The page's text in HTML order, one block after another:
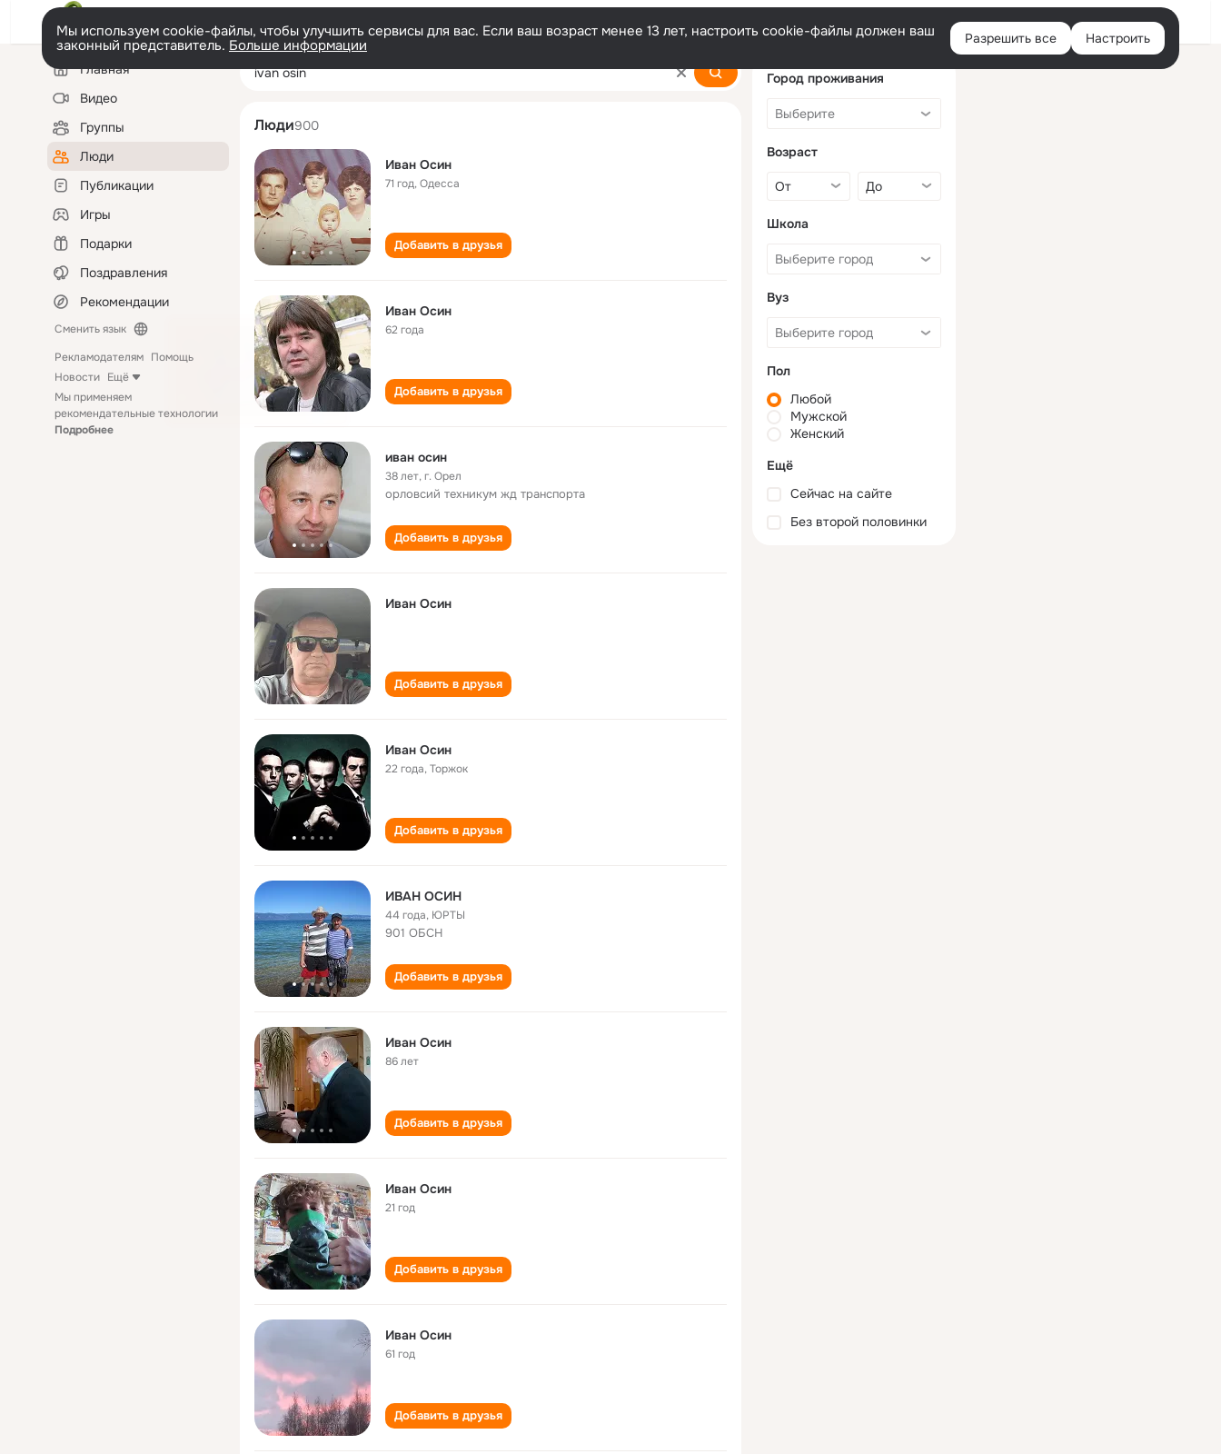
Войти
Мы используем cookie-файлы, чтобы улучшить сервисы для вас. Если ваш возраст менее 13 лет, настроить cookie-файлы должен ваш
законный представитель. Больше информации Разрешить все Настроить
Левая
колонкаГлавная
Видео
Группы
Люди
Публикации
Игры
Подарки
Поздравления
Рекомендации
Сменить язык
Рекламодателям Помощь
Новости Ещё
Мы применяем
рекомендательные технологии
Подробнее
ivan osin
Люди900
Иван Осин
71 год,Одесса
Добавить в друзья
Иван Осин
62 года
Добавить в друзья
иван осин
38 лет,г. Орел
орловсий техникум жд транспорта
Добавить в друзья
Иван Осин
Добавить в друзья
Иван Осин
22 года,Торжок
Добавить в друзья
ИВАН ОСИН
44 года, ЮРТЫ
901 ОБСН
Добавить в друзья
Иван Осин
86 лет
Добавить в друзья
Иван Осин
21 год
Добавить в друзья
Иван Осин
61 год
Добавить в друзья
Город проживания
Возраст
Школа
Вуз
Пол
Любой
Мужской
Женский
Ещё
Сейчас на сайте
Без второй половинки